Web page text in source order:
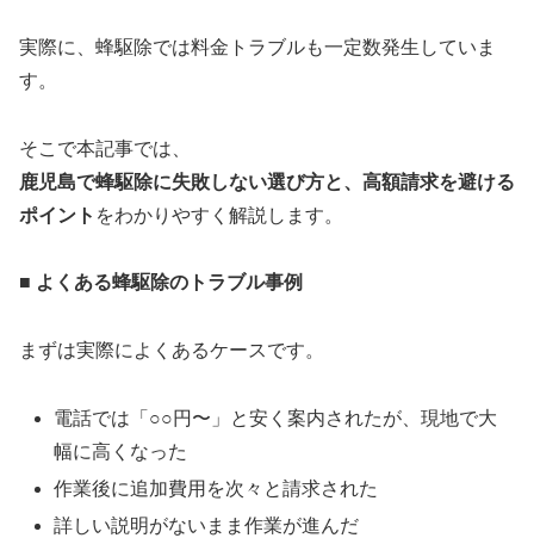
実際に、蜂駆除では料金トラブルも一定数発生していま
す。
そこで本記事では、
鹿児島で蜂駆除に失敗しない選び方と、高額請求を避ける
ポイント をわかりやすく解説します。
■ よくある蜂駆除のトラブル事例
まずは実際によくあるケースです。
電話では「○○円〜」と安く案内されたが、現地で大
幅に高くなった
作業後に追加費用を次々と請求された
詳しい説明がないまま作業が進んだ